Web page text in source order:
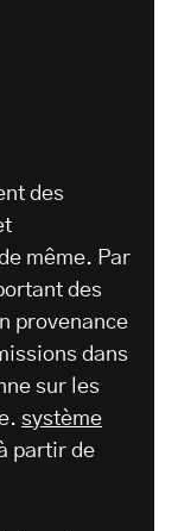
des
même. Par
des
provenance
dans
sur les
système
partir de